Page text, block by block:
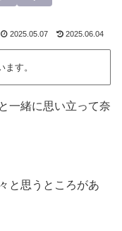
2025.05.07 2025.06.04
す。
一緒に思い立って奈
と思うところがあ